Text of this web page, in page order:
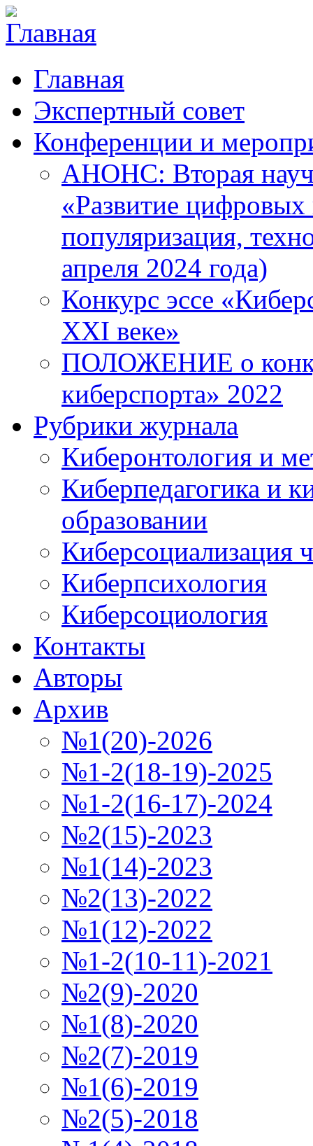
Главная
Экспертный совет
Конференции и
АНОНС: Вторая
«Развитие цифровых
популяризация,
апреля 2024 года)
Конкурс эссе
XXI веке»
ПОЛОЖЕНИЕ о
киберспорта» 2022
Рубрики журнала
Киберонтология и
Киберпедагогика и
образовании
Киберсоциализация
Киберпсихология
Киберсоциология
Контакты
Авторы
Архив
№1(20)-2026
№1-2(18-19)-2025
№1-2(16-17)-2024
№2(15)-2023
№1(14)-2023
№2(13)-2022
№1(12)-2022
№1-2(10-11)-2021
№2(9)-2020
№1(8)-2020
№2(7)-2019
№1(6)-2019
№2(5)-2018